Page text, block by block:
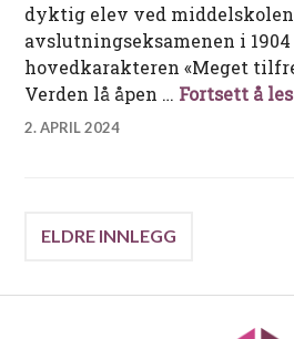
dyktig elev ved
avslutningseksamenen i 1904
hovedkarakteren «Meget
Verden lå åpen … Fortsett å
2. APRIL 2024
ELDRE INNLEGG